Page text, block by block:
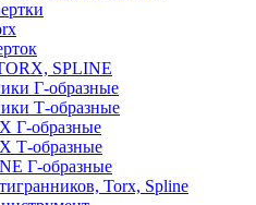
SPLINE
Г-образные
Т-образные
Г-образные
Т-образные
Г-образные
Torx, Spline